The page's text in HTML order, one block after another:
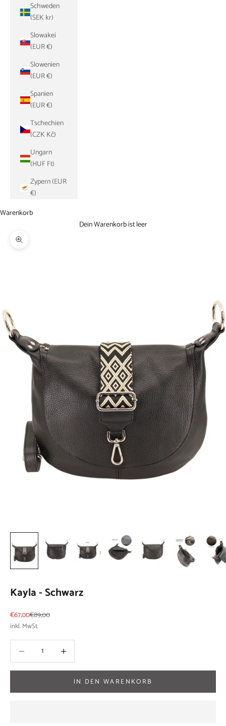
Schweden
(SEK kr)
Slowakei
(EUR €)
Slowenien
(EUR €)
Spanien
(EUR €)
Tschechien
(CZK Kč)
Ungarn
(HUF Ft)
Zypern (EUR
€)
Warenkorb
Dein Warenkorb ist leer
Bild vergrößern
Kayla - Schwarz
Angebot
€67,00Regulärer Preis
€89,00
inkl. MwSt.
IN DEN WARENKORB